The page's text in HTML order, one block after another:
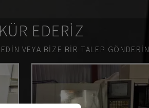
EDERIZ
VEYA BIZE BIR TALEP GÖNDERIN.